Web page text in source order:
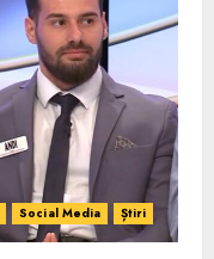
Social Media Știri